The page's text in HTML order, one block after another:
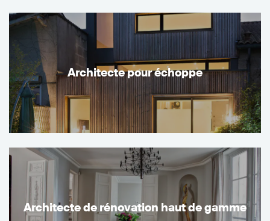
Architecte pour échoppe
Architecte de rénovation haut de gamme